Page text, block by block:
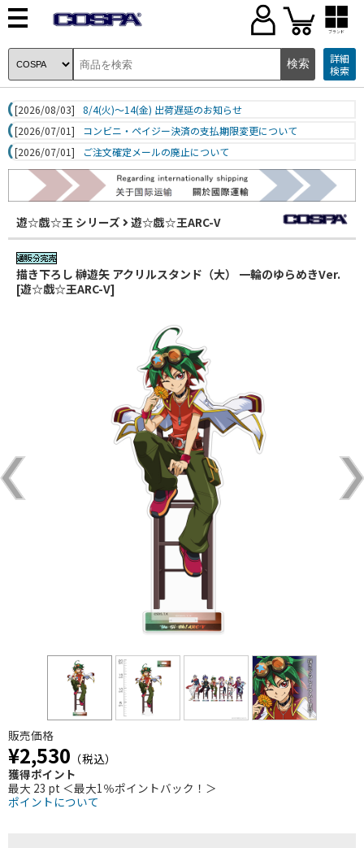
ブランド
詳細
検索
[2026/08/03]
8/4(火)～14(金) 出荷遅延のお知らせ
[2026/07/01]
コンビニ・ペイジー決済の支払期限変更について
[2026/07/01]
ご注文確定メールの廃止について
遊☆戯☆王 シリーズ 遊☆戯☆王ARC-V
描き下ろし 榊遊矢 アクリルスタンド（大） 一輪のゆらめきVer.
[遊☆戯☆王ARC-V]
販売価格
¥2,530 （税込）
獲得ポイント
最大 23 pt ＜最大1％ポイントバック！＞
ポイントについて